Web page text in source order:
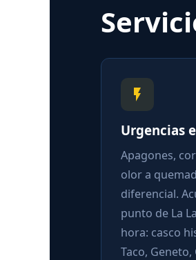
Urgencias
Apagones,
olor a
diferencial.
punto de La
hora: casco
Taco, Geneto,